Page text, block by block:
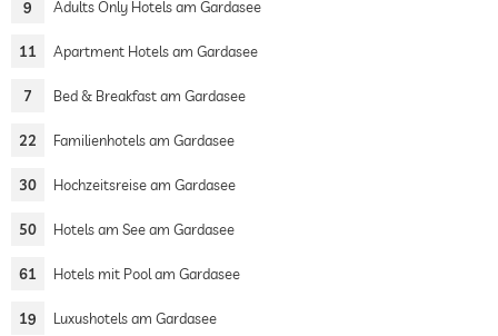
9 Adults Only Hotels am Gardasee
11 Apartment Hotels am Gardasee
7 Bed & Breakfast am Gardasee
22 Familienhotels am Gardasee
30 Hochzeitsreise am Gardasee
50 Hotels am See am Gardasee
61 Hotels mit Pool am Gardasee
19 Luxushotels am Gardasee